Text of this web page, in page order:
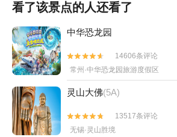
看了该景点的人还看了
中华恐龙园


14606条评论
常州·中华恐龙园旅游度假区
灵山大佛(5A)


13517条评论
无锡·灵山胜境